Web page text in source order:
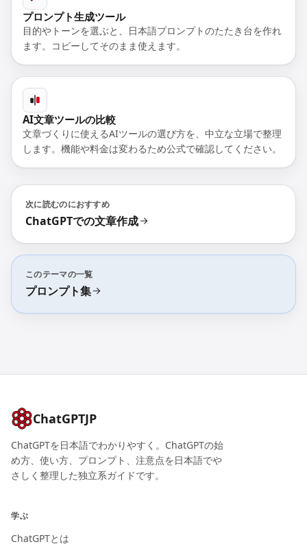
プロンプト生成ツール
目的やトーンを選ぶと、日本語プロンプトのたたき台を作れ
ます。コピーしてそのまま使えます。
AI文章ツールの比較
文章づくりに使えるAIツールの選び方を、中立な立場で整理
します。機能や料金は変わるため公式で確認してください。
次に読むのにおすすめ
ChatGPTでの文章作成
このテーマの一覧
プロンプト集
ChatGPTJP
ChatGPTを日本語でわかりやすく。ChatGPTの始
め方、使い方、プロンプト、注意点を日本語でや
さしく整理した独立系ガイドです。
学ぶ
ChatGPTとは